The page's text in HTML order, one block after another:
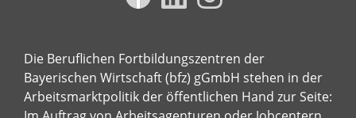
Die Beruflichen Fortbildungszentren der
Bayerischen Wirtschaft (bfz) gGmbH stehen in der
Arbeitsmarktpolitik der öffentlichen Hand zur Seite: